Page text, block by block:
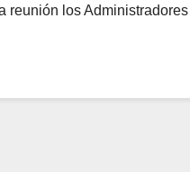
reunión los